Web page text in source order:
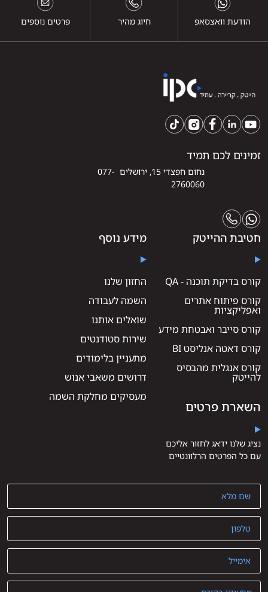
הודעת וואצסאפ חיוג מהיר פרטים נוספים
זמינים לכם תמיד
נחום חפצדי 15, ירושלים 077-
2760060
חטיבת ההייטק
קורס בדיקת תוכנה - QA
קורס פיתוח אתרים
ואפליקציות
קורס סייבר ואבטחת מידע
קורס דאטה אנליסט BI
קורס אנגלית מהבסיס
להייטק
מידע נוסף
החזון שלנו
השמה לעבודה
שואלים אותנו
שירות סטודנטים
מתעניין בלימודים
דרושים משאבי אנוש
מעסיקים מחלקת השמה
השארת פרטים
נציג שלנו ידאג לחזור אליכם
עם כל הפרטים הרלוונטיים